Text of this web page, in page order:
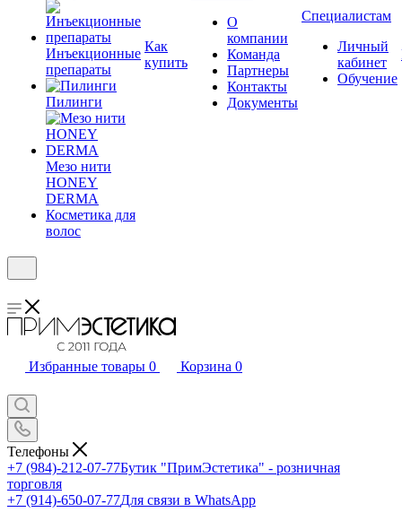
Инъекционные
препараты
Пилинги
Мезо нити
HONEY
DERMA
Косметика для
волос
Как
купить
О
компании
Команда
Партнеры
Контакты
Документы
Специалистам
Личный
кабинет
Обучение
Избранные товары 0 Корзина 0
Телефоны
+7 (984)-212-07-77Бутик "ПримЭстетика" - розничная
торговля
+7 (914)-650-07-77Для связи в WhatsApp